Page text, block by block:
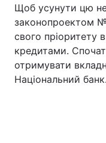
Щоб усунути цю
законопроектом
свого пріоритету
кредитами.
отримувати
Національний банк.